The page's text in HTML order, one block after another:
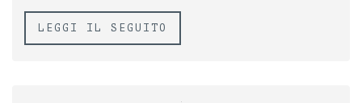
LEGGI IL SEGUITO